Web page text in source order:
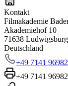
Kontakt
Filmakademie
Akademiehof 10
71638 Ludwigsburg
Deutschland
+49 7141
+49 7141